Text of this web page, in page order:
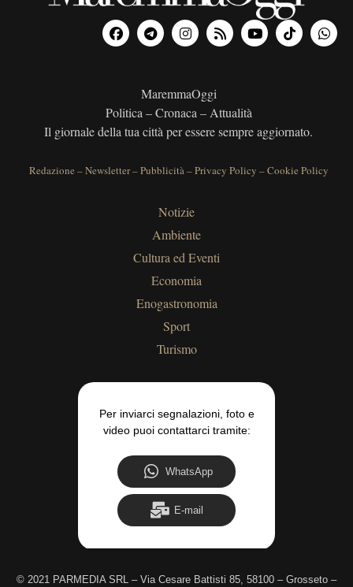
MaremmaOggi
Politica – Cronaca – Attualità
Il giornale della tua città per essere sempre aggiornato.
Redazione –Newsletter–Pubblicità–Privacy Policy –Cookie Policy
Notizie
Ambiente
Cultura ed Eventi
Economia
Enogastronomia
Sport
Turismo
Per inviarci segnalazioni, foto e
video puoi contattarci tramite:
WhatsApp
E-mail
© 2021 PARMEDIA SRL – Via Cesare Battisti 85, 58100 – Grosseto –